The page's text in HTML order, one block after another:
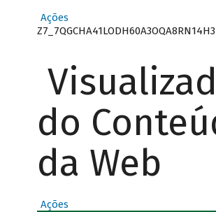
Ações
Z7_7QGCHA41LODH60A3OQA8RN14H3
do
da Web
Ações